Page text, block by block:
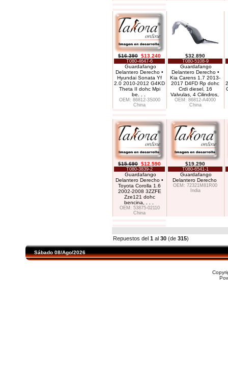
$16.390 $13.240
T080-4647-6
Guardafango
Delantero Derecho •
Hyundai Sonata Yf
2.0 2010-2012 G4KD
Theta II dohc Mpi
be
OEM: 86812-3S000
China
$32.890
T080-5108-9
Guardafango
Delantero Derecho •
Kia Carens 1.7 2013-
2017 D4FD Rp dohc
Crdi diesel, 16
Valvulas, 4 Cilindros,
OEM: 86812-A4000
China
$15.690 $12.590
T080-3839-2
Guardafango
Delantero Derecho •
Toyota Corolla 1.6
2002-2008 3ZZFE
Zze121 dohc
bencina,
OEM: 53875-02110
China
$19.290
T080-6541-1
Guardafango
Delantero Derecho
OEM: 72321M81R00
India
Repuestos del 1 al 30 (de 315)
Sábado 08/Ago/2026